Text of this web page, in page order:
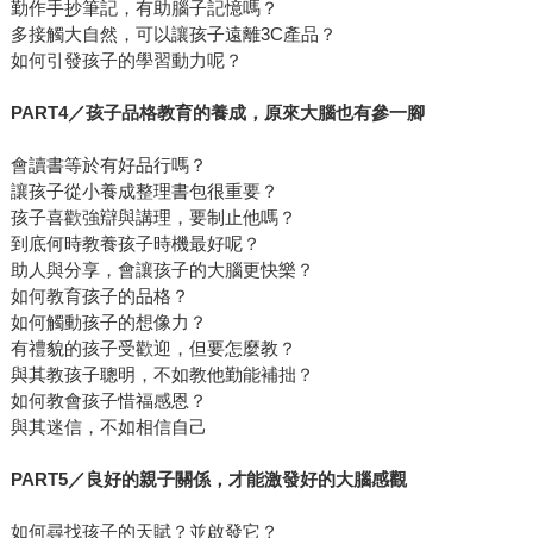
勤作手抄筆記，有助腦子記憶嗎？
多接觸大自然，可以讓孩子遠離3C產品？
如何引發孩子的學習動力呢？
PART4／孩子品格教育的養成，原來大腦也有參一腳
會讀書等於有好品行嗎？
讓孩子從小養成整理書包很重要？
孩子喜歡強辯與講理，要制止他嗎？
到底何時教養孩子時機最好呢？
助人與分享，會讓孩子的大腦更快樂？
如何教育孩子的品格？
如何觸動孩子的想像力？
有禮貌的孩子受歡迎，但要怎麼教？
與其教孩子聰明，不如教他勤能補拙？
如何教會孩子惜福感恩？
與其迷信，不如相信自己
PART5／良好的親子關係，才能激發好的大腦感觀
如何尋找孩子的天賦？並啟發它？